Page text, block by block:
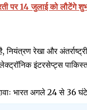
14 जुलाई को लौटेंगे
रेखा और
इंटरसेप्ट्स
भारत अगले 24 से 36